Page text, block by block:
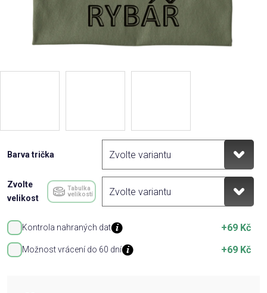
Přihlášení
Barva trička
Zvolte
velikost
Tabulka
velikostí
Kontrola nahraných dat +69 Kč
Možnost vrácení do 60 dní +69 Kč